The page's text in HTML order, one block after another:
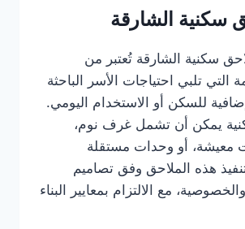
سكنية الشارقة
سكنية الشارقة تُعتبر من
التي تلبي احتياجات الأسر الباحثة
للسكن أو الاستخدام اليومي.
يمكن أن تشمل غرف نوم،
معيشة، أو وحدات مستقلة
هذه الملاحق وفق تصاميم
مع الالتزام بمعايير البناء